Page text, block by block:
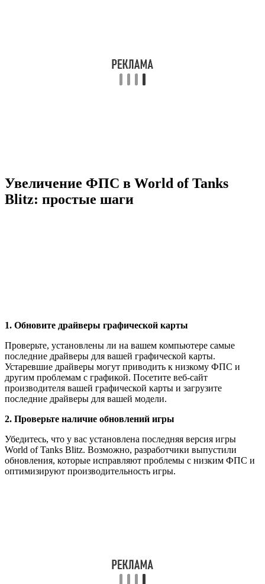
Увеличение ФПС в World of Tanks
Blitz: простые шаги
1. Обновите драйверы графической карты
Проверьте, установлены ли на вашем компьютере самые
последние драйверы для вашей графической карты.
Устаревшие драйверы могут приводить к низкому ФПС и
другим проблемам с графикой. Посетите веб-сайт
производителя вашей графической карты и загрузите
последние драйверы для вашей модели.
2. Проверьте наличие обновлений игры
Убедитесь, что у вас установлена последняя версия игры
World of Tanks Blitz. Возможно, разработчики выпустили
обновления, которые исправляют проблемы с низким ФПС и
оптимизируют производительность игры.